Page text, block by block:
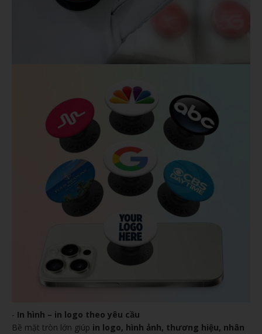
- In hình – in logo theo yêu cầu
Bề mặt tròn lớn giúp in logo, hình ảnh, thương hiệu, nhân